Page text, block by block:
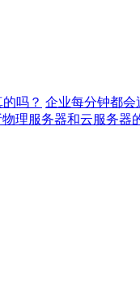
吗？ 企业每分钟都会
理服务器和云服务器